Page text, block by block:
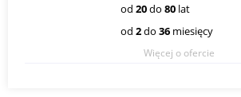
od 20do 80 lat
od 2do 36 miesięcy
Więcej o ofercie